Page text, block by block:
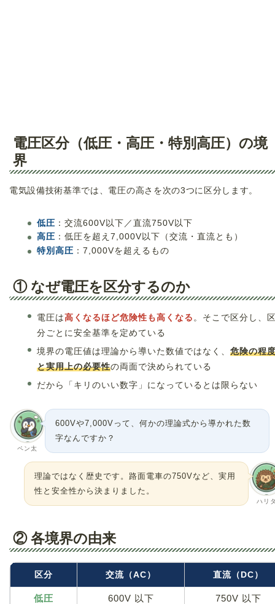
電圧区分（低圧・高圧・特別高圧）の境
界
電気設備技術基準では、電圧の高さを次の3つに区分します。
低圧 ：交流600V以下／直流750V以下
高圧 ：低圧を超え7,000V以下（交流・直流とも）
特別高圧 ：7,000Vを超えるもの
① なぜ電圧を区分するのか
電圧は高くなるほど危険性も高くなる 。そこで区分し、
分ごとに安全基準を定めている
境界の電圧値は理論から導いた数値ではなく、 危険の程
と実用上の必要性の両面で決められている
だから「キリのいい数字」になっているとは限らない
ペン太
600Vや7,000Vって、何かの理論式から導かれた数
字なんですか？
ハリ
理論ではなく歴史です。路面電車の750Vなど、実用
性と安全性から決まりました。
② 各境界の由来
区分 交流（AC） 直流（DC）
低圧 600V 以下 750V 以下